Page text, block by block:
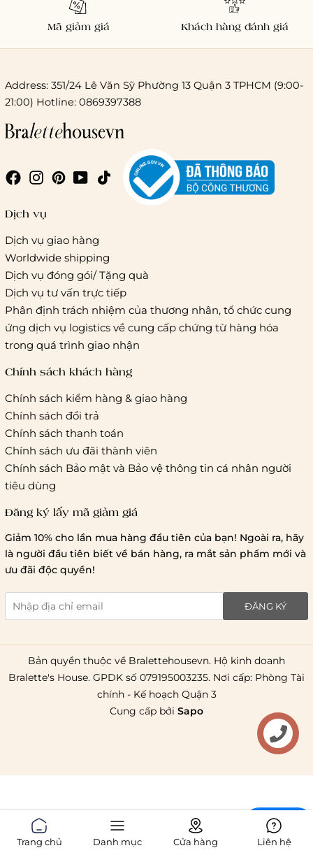
Chi phí giao hàng
Giao hàng trong ngày (hoả tốc)
Giao hàng tiêu chuẩn:
Hồ Chí Minh:
Áp dụng theo bảng giá cước của ĐVVC
Vietelpost/ Giaohangtietkiem và 1 số đối tác vận chuyển
Hà Nội và các tỉnh thành khác:
Áp dụng theo bảng giá
cước của ĐVVC Vietelpost/ Giaohangtietkiem... và 1 số đối
tác vận chuyển khác
Thời gian giao hàng
Hồ Chí Minh:
Hà Nội và các tỉnh thành khá
Lưu ý chung về chính sách vận chuyển
1 triệu đồng
giao hàng trong ngày
giao hàng tiêu chuẩn
miễn phí ship
toàn quốc.
Mã giảm giá Khách hàng đánh giá
Address: 351/24 Lê Văn Sỹ Phường 13 Quận 3 TPHCM (9:00-
21:00) Hotline: 0869397388
Dịch vụ
Dịch vụ giao hàng
Worldwide shipping
Dịch vụ đóng gói/ Tặng quà
Dịch vụ tư vấn trực tiếp
Phân định trách nhiệm của thương nhân, tổ chức cung
ứng dịch vụ logistics về cung cấp chứng từ hàng hóa
trong quá trình giao nhận
Chính sách khách hàng
Chính sách kiểm hàng & giao hàng
Chính sách đổi trả
Chính sách thanh toán
Chính sách ưu đãi thành viên
Chính sách Bảo mật và Bảo vệ thông tin cá nhân người
tiêu dùng
Đăng ký lấy mã giảm giá
Giảm 10% cho lần mua hàng đầu tiên của bạn! Ngoài ra, hãy
là người đầu tiên biết về bán hàng, ra mắt sản phẩm mới và
ưu đãi độc quyền!
ĐĂNG KÝ
Bản quyền thuộc về Bralettehousevn. Hộ kinh doanh
Bralette's House. GPDK số 079195003235. Nơi cấp: Phòng Tài
chính - Kế hoạch Quận 3
Cung cấp bởi Sapo
Trang chủ Danh mục Cửa hàng Liên hệ
Liên hệ
Chat